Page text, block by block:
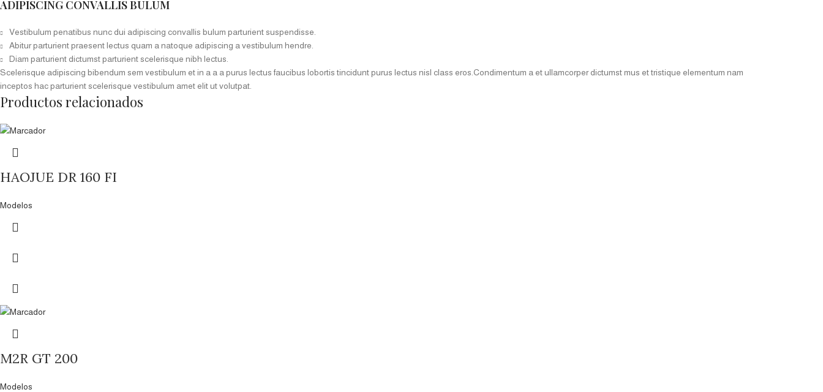
ADIPISCING CONVALLIS BULUM
Vestibulum penatibus nunc dui adipiscing convallis bulum parturient suspendisse.
Abitur parturient praesent lectus quam a natoque adipiscing a vestibulum hendre.
Diam parturient dictumst parturient scelerisque nibh lectus.
Scelerisque adipiscing bibendum sem vestibulum et in a a a purus lectus faucibus lobortis tincidunt purus lectus nisl class eros.Condimentum a et ullamcorper dictumst mus et tristique elementum nam
inceptos hac parturient scelerisque vestibulum amet elit ut volutpat.
Productos relacionados
HAOJUE DR 160 FI
Modelos
M2R GT 200
Modelos